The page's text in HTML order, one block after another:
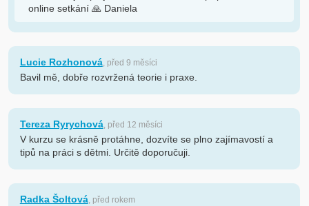
online setkání 🙏 Daniela
Lucie Rozhonová, před 9 měsíci
Bavil mě, dobře rozvržená teorie i praxe.
Tereza Ryrychová, před 12 měsíci
V kurzu se krásně protáhne, dozvíte se plno zajímavostí a
tipů na práci s dětmi. Určitě doporučuji.
Radka Šoltová, před rokem